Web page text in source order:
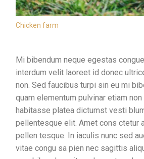
Chicken farm
Mi bibendum neque egestas
interdum velit laoreet id donec
non. Sed faucibus turpi sin eu mi
quam elementum pulvinar etiam
habitasse platea dictumst vesti
pellentesque elit. Amet cons ctetur
pellen tesque. In iaculis nunc sed
vitae congu sa pien nec sagittis